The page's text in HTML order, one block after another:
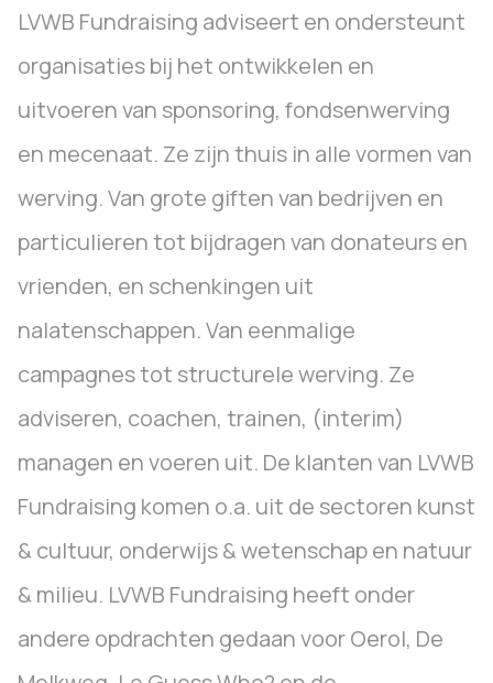
LVWB Fundraising adviseert en ondersteunt
organisaties bij het ontwikkelen en
uitvoeren van sponsoring, fondsenwerving
en mecenaat. Ze zijn thuis in alle vormen van
werving. Van grote giften van bedrijven en
particulieren tot bijdragen van donateurs en
vrienden, en schenkingen uit
nalatenschappen. Van eenmalige
campagnes tot structurele werving. Ze
adviseren, coachen, trainen, (interim)
managen en voeren uit. De klanten van LVWB
Fundraising komen o.a. uit de sectoren kunst
& cultuur, onderwijs & wetenschap en natuur
& milieu. LVWB Fundraising heeft onder
andere opdrachten gedaan voor Oerol, De